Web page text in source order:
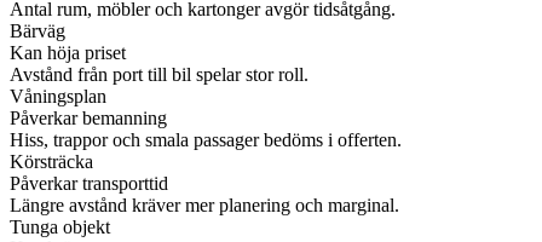
Antal rum, möbler och kartonger avgör tidsåtgång.
Bärväg
Kan höja priset
Avstånd från port till bil spelar stor roll.
Våningsplan
Påverkar bemanning
Hiss, trappor och smala passager bedöms i offerten.
Körsträcka
Påverkar transporttid
Längre avstånd kräver mer planering och marginal.
Tunga objekt